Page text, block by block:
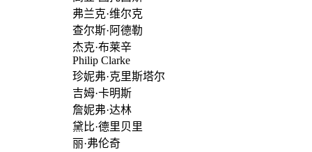
弗兰克·维尔克
查尔斯·阿德勒
杰克·布莱辛
Philip Clarke
珍妮弗·克里斯塔尔
吉姆·卡明斯
詹妮弗·达林
黛比·德里贝里
丽·弗伦奇